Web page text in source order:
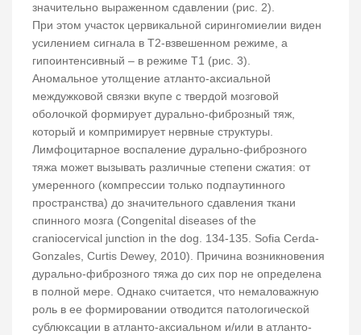
значительно выраженном сдавлении (рис. 2).
При этом участок цервикальной сирингомиелии виден
усилением сигнала в Т2-взвешенном режиме, а
гипоинтенсивный – в режиме Т1 (рис. 3).
Аномальное утолщение атланто-аксиальной
междужковой связки вкупе с твердой мозговой
оболочкой формирует дурально-фиброзный тяж,
который и компримирует нервные структуры.
Лимфоцитарное воспаление дурально-фиброзного
тяжа может вызывать различные степени сжатия: от
умеренного (компрессии только подпаутинного
пространства) до значительного сдавления ткани
спинного мозга (Congenital diseases of the
craniocervical junction in the dog. 134-135. Sofia Cerda-
Gonzales, Curtis Dewey, 2010). Причина возникновения
дурально-фиброзного тяжа до сих пор не определена
в полной мере. Однако считается, что немаловажную
роль в ее формировании отводится патологической
сублюксации в атланто-аксиальном и/или в атланто-